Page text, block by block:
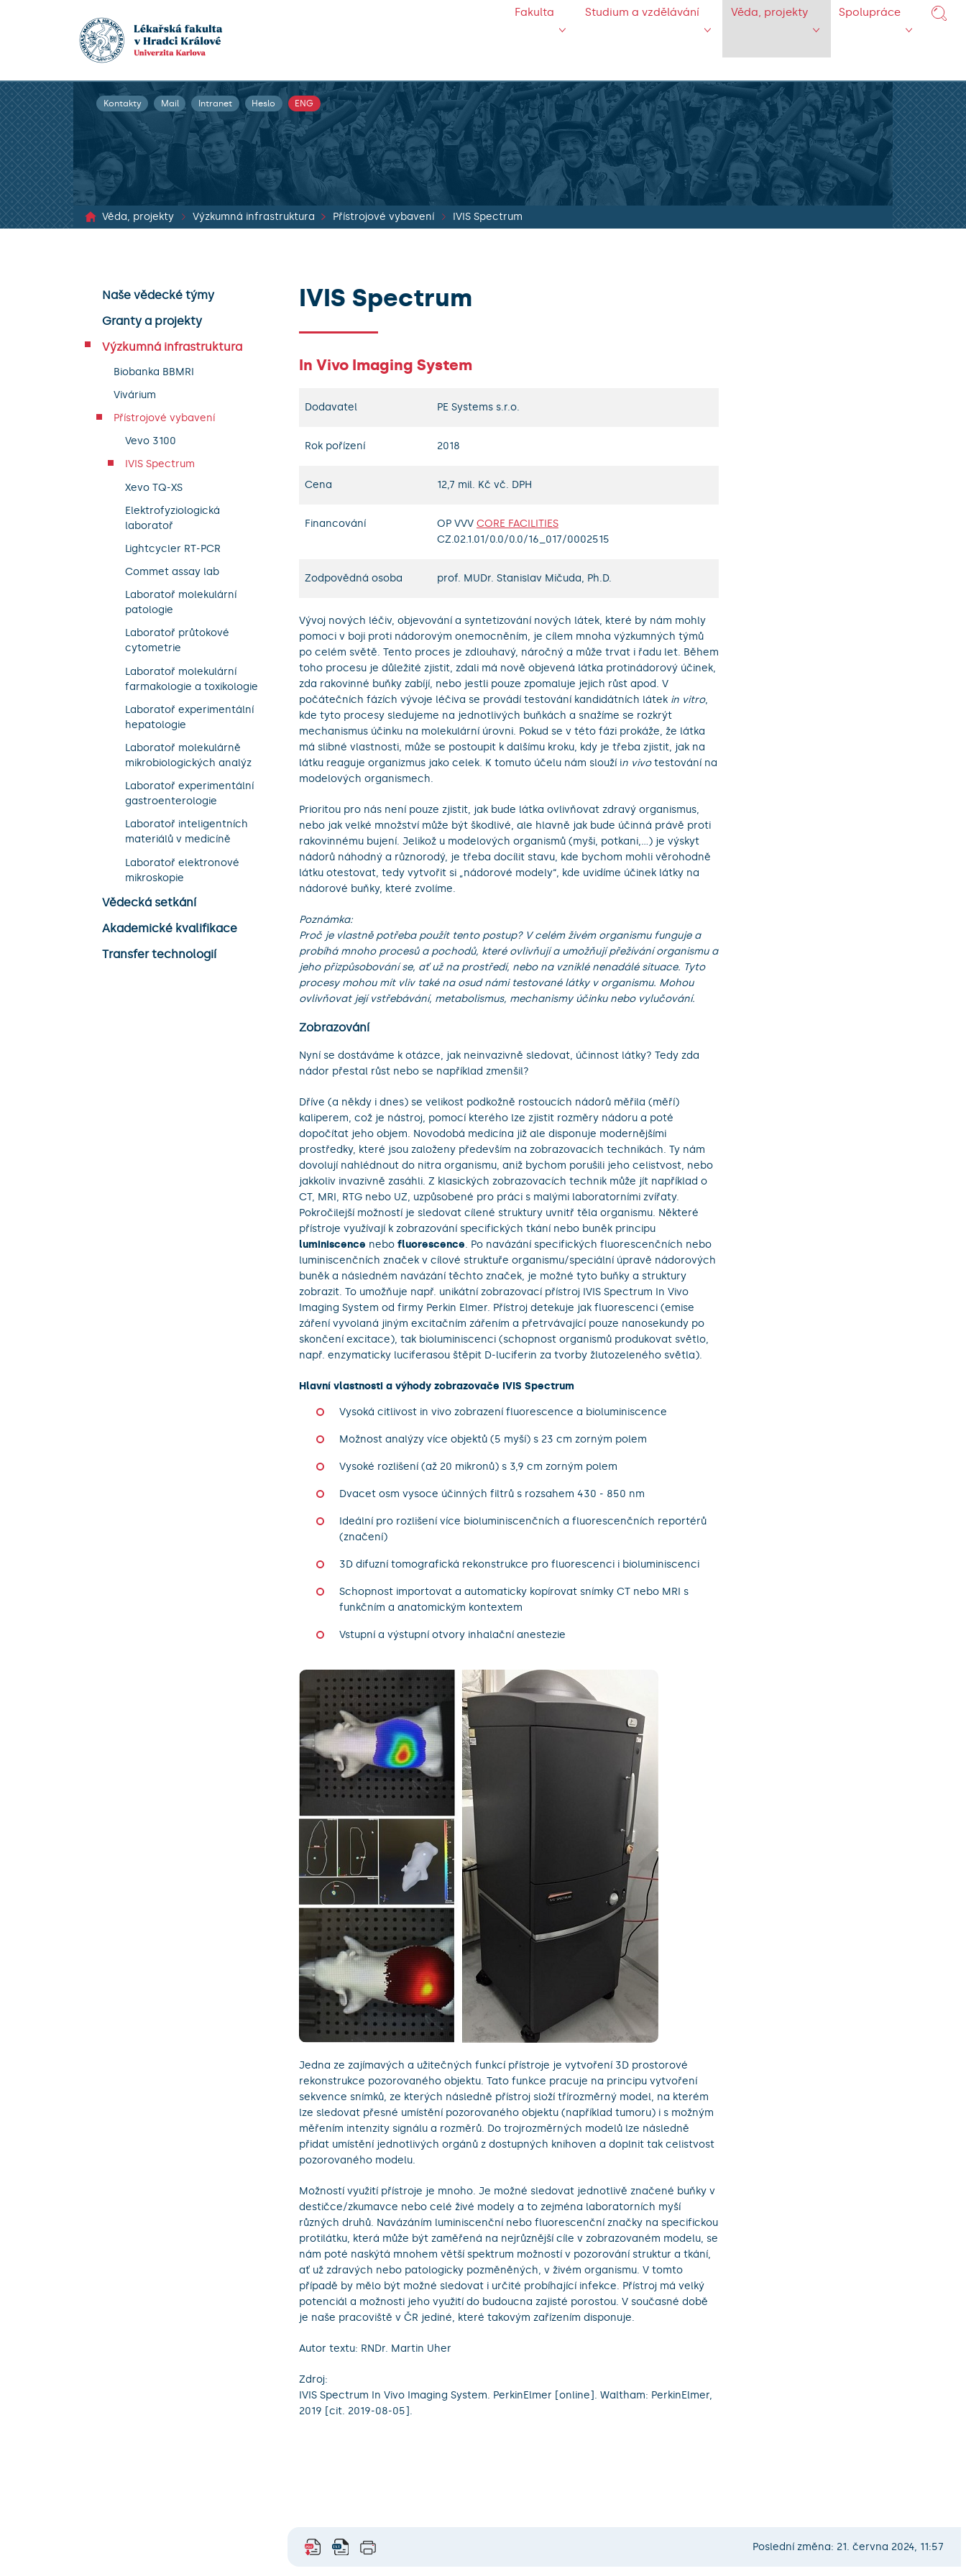
Fakulta Studium a vzdělávání Věda, projekty Spolupráce
Kontakty Mail Intranet Heslo ENG
Věda, projekty Výzkumná infrastruktura Přístrojové vybavení IVIS Spectrum
Naše vědecké týmy
Granty a projekty
Výzkumná infrastruktura
Biobanka BBMRI
Vivárium
Přístrojové vybavení
Vevo 3100
IVIS Spectrum
Xevo TQ-XS
Elektrofyziologická
laboratoř
Lightcycler RT-PCR
Commet assay lab
Laboratoř molekulární
patologie
Laboratoř průtokové
cytometrie
Laboratoř molekulární
farmakologie a toxikologie
Laboratoř experimentální
hepatologie
Laboratoř molekulárně
mikrobiologických analýz​
Laboratoř experimentální
gastroenterologie
Laboratoř inteligentních
materiálů v medicíně
Laboratoř elektronové
mikroskopie
Vědecká setkání
Akademické kvalifikace
Transfer technologií
IVIS Spectrum
In Vivo Imaging System
Dodavatel PE Systems s.r.o.
Rok pořízení 2018
Cena 12,7 mil. Kč vč. DPH
Financování OP VVV CORE FACILITIES
CZ.02.1.01/0.0/0.0/16_017/0002515
Zodpovědná osoba prof. MUDr. Stanislav Mičuda, Ph.D.
Vývoj nových léčiv, objevování a syntetizování nových látek, které by nám mohly
pomoci v boji proti nádorovým onemocněním, je cílem mnoha výzkumných týmů
po celém světě. Tento proces je zdlouhavý, náročný a může trvat i řadu let. Během
toho procesu je důležité zjistit, zdali má nově objevená látka protinádorový účinek,
zda rakovinné buňky zabíjí, nebo jestli pouze zpomaluje jejich růst apod. V
počátečních fázích vývoje léčiva se provádí testování kandidátních látek in vitro,
kde tyto procesy sledujeme na jednotlivých buňkách a snažíme se rozkrýt
mechanismus účinku na molekulární úrovni. Pokud se v této fázi prokáže, že látka
má slibné vlastnosti, může se postoupit k dalšímu kroku, kdy je třeba zjistit, jak na
látku reaguje organizmus jako celek. K tomuto účelu nám slouží in vivotestování na
modelových organismech.
Prioritou pro nás není pouze zjistit, jak bude látka ovlivňovat zdravý organismus,
nebo jak velké množství může být škodlivé, ale hlavně jak bude účinná právě proti
rakovinnému bujení. Jelikož u modelových organismů (myši, potkani,…) je výskyt
nádorů náhodný a různorodý, je třeba docílit stavu, kde bychom mohli věrohodně
látku otestovat, tedy vytvořit si „nádorové modely“, kde uvidíme účinek látky na
nádorové buňky, které zvolíme.
Poznámka:
Proč je vlastně potřeba použít tento postup? V celém živém organismu funguje a
probíhá mnoho procesů a pochodů, které ovlivňují a umožňují přežívání organismu a
jeho přizpůsobování se, ať už na prostředí, nebo na vzniklé nenadálé situace. Tyto
procesy mohou mít vliv také na osud námi testované látky v organismu. Mohou
ovlivňovat její vstřebávání, metabolismus, mechanismy účinku nebo vylučování.
Zobrazování
Nyní se dostáváme k otázce, jak neinvazivně sledovat, účinnost látky? Tedy zda
nádor přestal růst nebo se například zmenšil?
Dříve (a někdy i dnes) se velikost podkožně rostoucích nádorů měřila (měří)
kaliperem, což je nástroj, pomocí kterého lze zjistit rozměry nádoru a poté
dopočítat jeho objem. Novodobá medicína již ale disponuje modernějšími
prostředky, které jsou založeny především na zobrazovacích technikách. Ty nám
dovolují nahlédnout do nitra organismu, aniž bychom porušili jeho celistvost, nebo
jakkoliv invazivně zasáhli. Z klasických zobrazovacích technik může jít například o
CT, MRI, RTG nebo UZ, uzpůsobené pro práci s malými laboratorními zvířaty.
Pokročilejší možností je sledovat cílené struktury uvnitř těla organismu. Některé
přístroje využívají k zobrazování specifických tkání nebo buněk principu
luminiscence nebo fluorescence. Po navázání specifických fluorescenčních nebo
luminiscenčních značek v cílové struktuře organismu/speciální úpravě nádorových
buněk a následném navázání těchto značek, je možné tyto buňky a struktury
zobrazit. To umožňuje např. unikátní zobrazovací přístroj IVIS Spectrum In Vivo
Imaging System od firmy Perkin Elmer. Přístroj detekuje jak fluorescenci (emise
záření vyvolaná jiným excitačním zářením a přetrvávající pouze nanosekundy po
skončení excitace), tak bioluminiscenci (schopnost organismů produkovat světlo,
např. enzymaticky luciferasou štěpit D-luciferin za tvorby žlutozeleného světla).
Hlavní vlastnosti a výhody zobrazovače IVIS Spectrum
Vysoká citlivost in vivo zobrazení fluorescence a bioluminiscence
Možnost analýzy více objektů (5 myší) s 23 cm zorným polem
Vysoké rozlišení (až 20 mikronů) s 3,9 cm zorným polem
Dvacet osm vysoce účinných filtrů s rozsahem 430 - 850 nm
Ideální pro rozlišení více bioluminiscenčních a fluorescenčních reportérů
(značení)
3D difuzní tomografická rekonstrukce pro fluorescenci i bioluminiscenci
Schopnost importovat a automaticky kopírovat snímky CT nebo MRI s
funkčním a anatomickým kontextem
Vstupní a výstupní otvory inhalační anestezie
Jedna ze zajímavých a užitečných funkcí přístroje je vytvoření 3D prostorové
rekonstrukce pozorovaného objektu. Tato funkce pracuje na principu vytvoření
sekvence snímků, ze kterých následně přístroj složí třírozměrný model, na kterém
lze sledovat přesné umístění pozorovaného objektu (například tumoru) i s možným
měřením intenzity signálu a rozměrů. Do trojrozměrných modelů lze následně
přidat umístění jednotlivých orgánů z dostupných knihoven a doplnit tak celistvost
pozorovaného modelu.
Možností využití přístroje je mnoho. Je možné sledovat jednotlivě značené buňky v
destičce/zkumavce nebo celé živé modely a to zejména laboratorních myší
různých druhů. Navázáním luminiscenční nebo fluorescenční značky na specifickou
protilátku, která může být zaměřená na nejrůznější cíle v zobrazovaném modelu, se
nám poté naskýtá mnohem větší spektrum možností v pozorování struktur a tkání,
ať už zdravých nebo patologicky pozměněných, v živém organismu. V tomto
případě by mělo být možné sledovat i určité probíhající infekce. Přístroj má velký
potenciál a možnosti jeho využití do budoucna zajisté porostou. V současné době
je naše pracoviště v ČR jediné, které takovým zařízením disponuje.
Autor textu: RNDr. Martin Uher
Zdroj:
IVIS Spectrum In Vivo Imaging System. PerkinElmer [online]. Waltham: PerkinElmer,
2019 [cit. 2019-08-05].
Poslední změna: 21. června 2024, 11:57